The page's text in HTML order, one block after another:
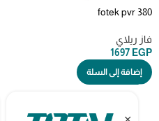
fotek pvr 380
فاز ريلاي
1697 EGP
إضافة إلى السلة